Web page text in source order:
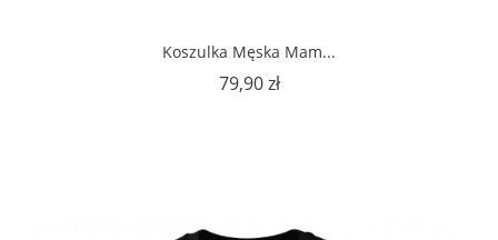
Koszulka Męska Mam...
79,90 złCena